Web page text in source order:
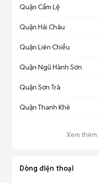
Quận Cẩm Lệ
Quận Hải Châu
Quận Liên Chiểu
Quận Ngũ Hành Sơn
Quận Sơn Trà
Quận Thanh Khê
Xem thêm
Dòng điện thoại